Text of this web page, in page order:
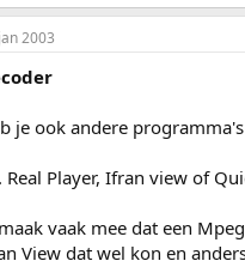
2003
je ook andere
Real Player, Ifran view of
vaak mee dat een
View dat wel kon en